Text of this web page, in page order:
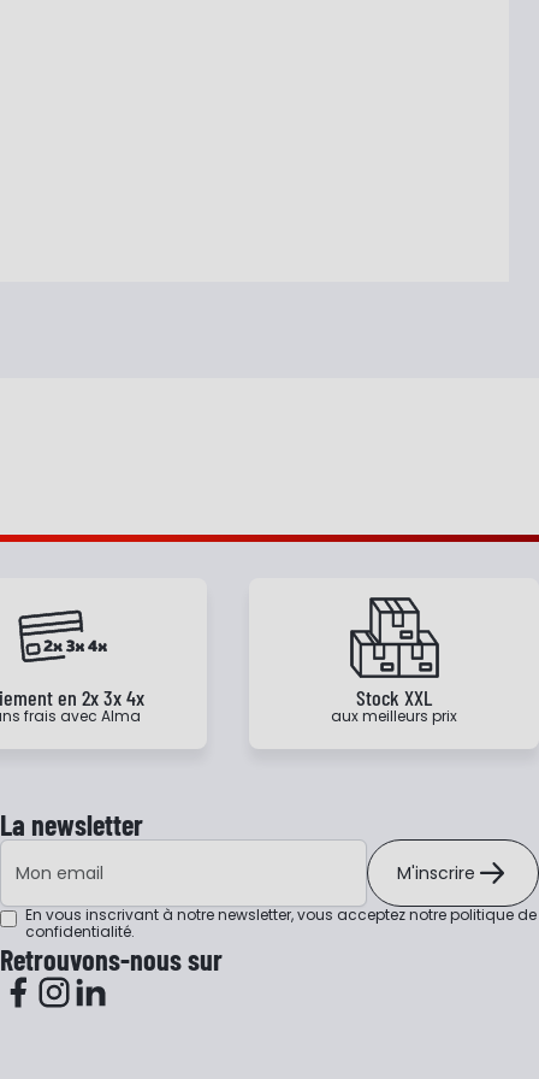
en 2x 3x 4x
frais avec Alma
Stock XXL
aux meilleurs prix
La newsletter
Adresse e-mail
M'inscrire
En vous inscrivant à notre newsletter, vous acceptez notrepolitique de
confidentialité.
Retrouvons-nous sur